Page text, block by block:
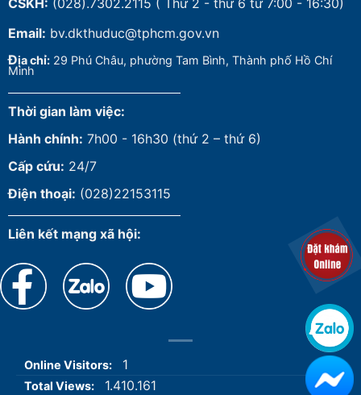
Email: bv.dkthuduc@tphcm.gov.vn
Địa chỉ: 29 Phú Châu, phường Tam Bình, Thành phố Hồ Chí
Minh
Thời gian làm việc:
Hành chính: 7h00 - 16h30 (thứ 2 – thứ 6)
Cấp cứu: 24/7
Điện thoại: (028)22153115
Liên kết mạng xã hội:
Online Visitors: 1
Total Views: 1.410.161